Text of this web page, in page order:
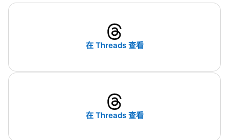
在 Threads 查看
在 Threads 查看